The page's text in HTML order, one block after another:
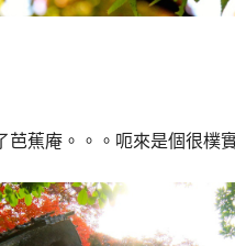
芭蕉庵。。。呃來是個很樸